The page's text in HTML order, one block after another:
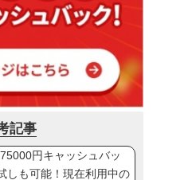
記事
円キャッシュバッ
しも可能！現在利用中の